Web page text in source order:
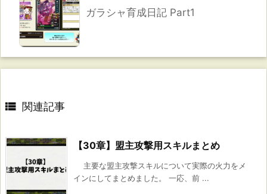
ガラシャ育成日記 Part1
 関連記事
【30章】盟主攻撃用スキルまとめ
主要な盟主攻撃スキルについて実際の火力をメ
インにしてまとめました。 一応、前 ...